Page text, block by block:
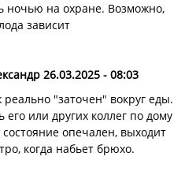
ночью на охране. Возможно,
зависит
26.03.2025 - 08:03
"заточен" вокруг еды.
его или других коллег по дому
состояние опечален, выходит
когда набьет брюхо.